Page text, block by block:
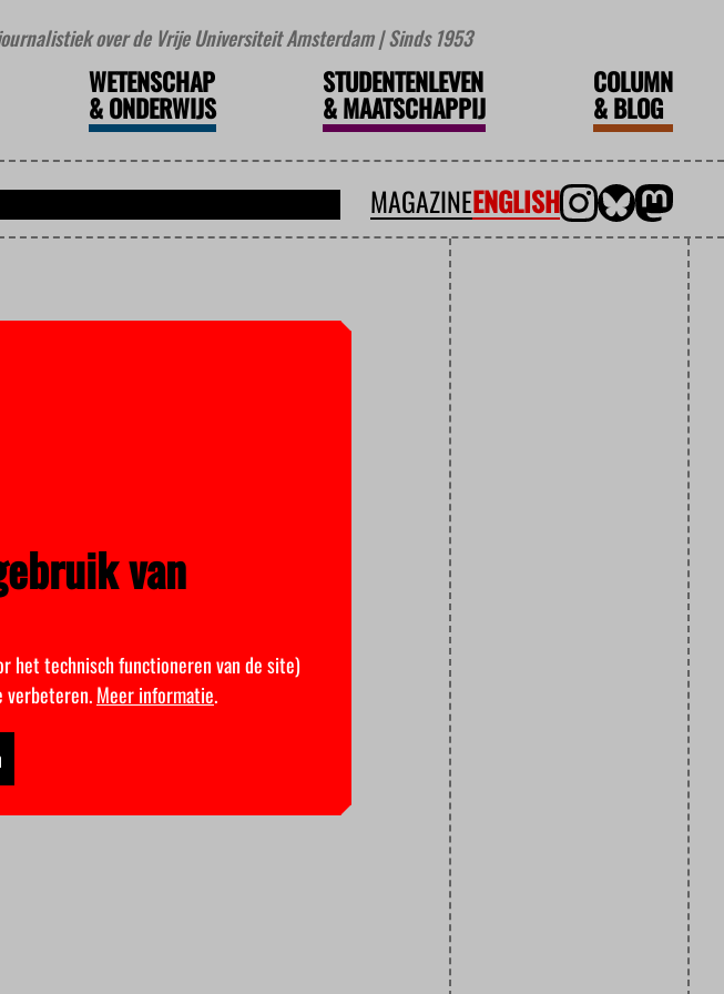
over de Vrije Universiteit Amsterdam | Sinds 1953
WETENSCHAP
&ONDERWIJS
STUDENTENLEVEN
&MAATSCHAPPIJ
COLUMN
&BLOG
MAGAZINEENGLISH
van
het technisch functioneren van de site)
verbeteren.Meer informatie.